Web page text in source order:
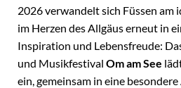
2026 verwandelt sich Füssen am
im Herzen des Allgäus erneut in
Inspiration und Lebensfreude:
und Musikfestival Om am See
ein, gemeinsam in eine